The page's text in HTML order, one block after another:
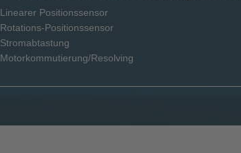
Linearer Positionssensor
Rotations-Positionssensor
Stromabtastung
Motorkommutierung/Resolving